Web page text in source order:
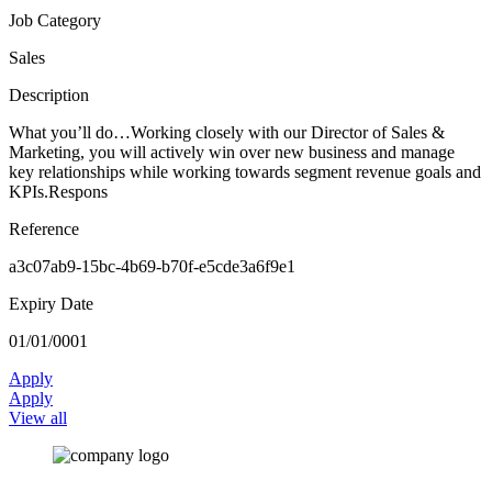
Job Category
Sales
Description
What you’ll do…Working closely with our Director of Sales &
Marketing, you will actively win over new business and manage
key relationships while working towards segment revenue goals and
KPIs.Respons
Reference
a3c07ab9-15bc-4b69-b70f-e5cde3a6f9e1
Expiry Date
01/01/0001
Apply
Apply
View all